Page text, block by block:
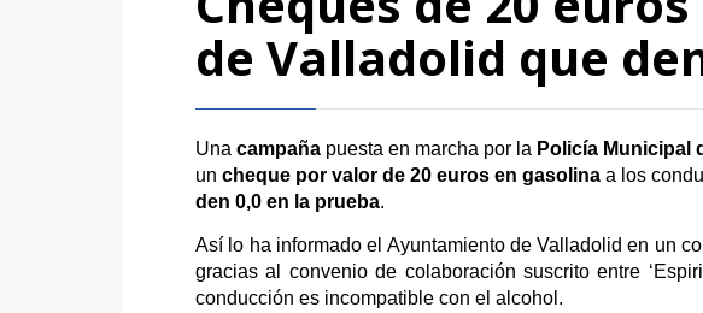
de Valladolid que
Una campaña puesta en marcha por la Policía Municipal
un cheque por valor de 20 euros en gasolina a los
den 0,0 en la prueba.
Así lo ha informado el Ayuntamiento de Valladolid en un
gracias al convenio de colaboración suscrito entre
conducción es incompatible con el alcohol.